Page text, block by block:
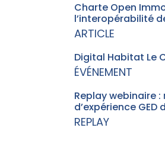
Charte Open
l’interopérabilité
ARTICLE
Digital Habitat Le
ÉVÉNEMENT
Replay webinaire
d’expérience GED
REPLAY